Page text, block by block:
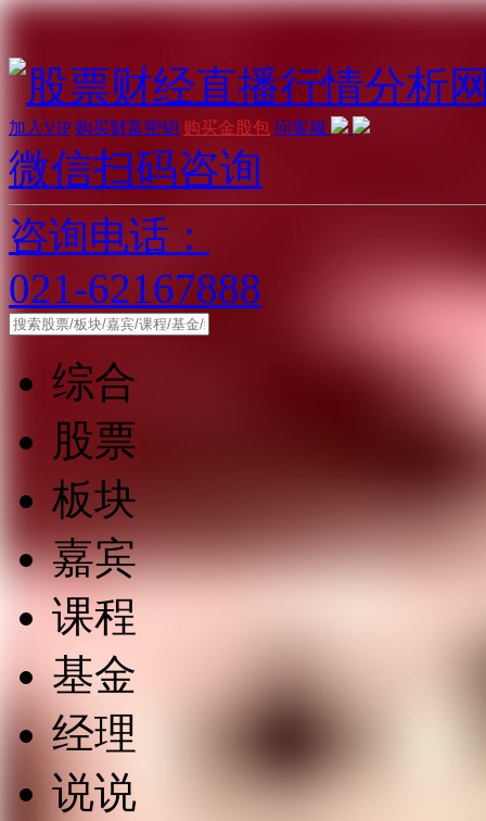
加入VIP 购买财富密钥 购买金股包 问客服
微信扫码咨询
咨询电话：
021-62167888
综合
股票
板块
嘉宾
课程
基金
经理
说说